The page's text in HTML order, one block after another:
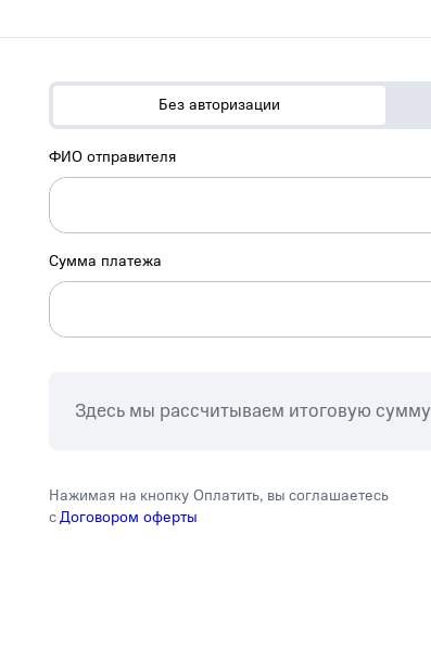
Без авторизации
ФИО отправителя
Сумма платежа
Здесь мы рассчитываем итоговую сумму
Нажимая на кнопку Оплатить, вы соглашаетесь
сДоговором оферты